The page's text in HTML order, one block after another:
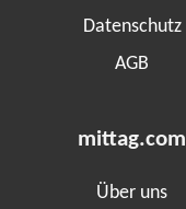
Datenschutz
AGB
mittag.com
Über uns